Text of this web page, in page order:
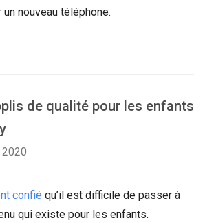
un nouveau téléphone.
de qualité pour les enfants
confié qu’il est difficile de passer à
qui existe pour les enfants.